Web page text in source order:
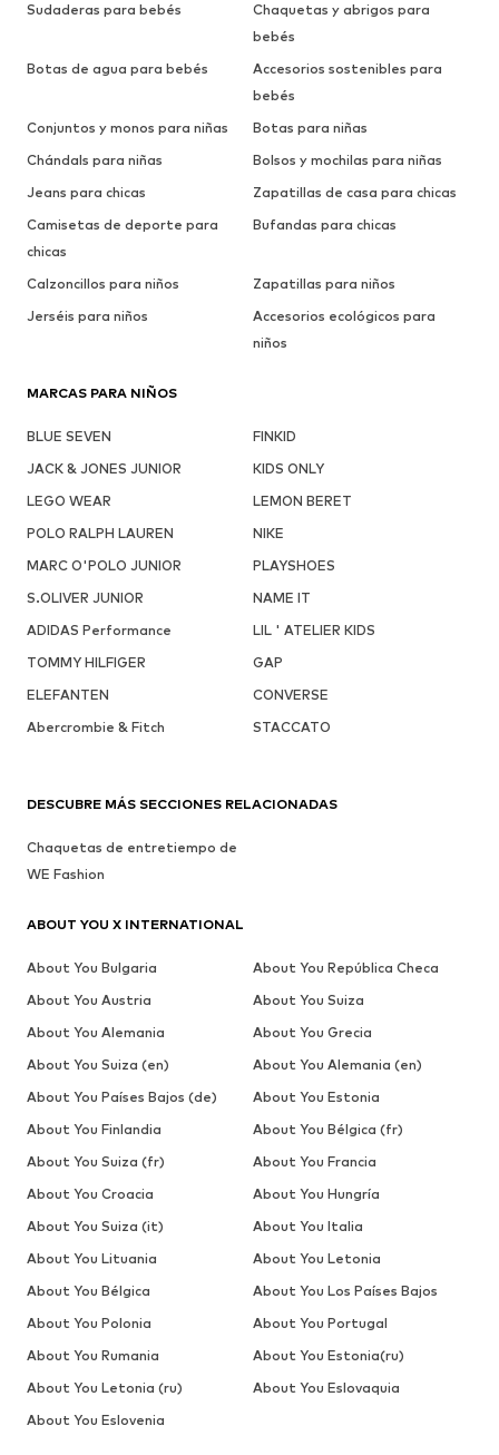
Sudaderas para bebés
Chaquetas y abrigos para
bebés
Botas de agua para bebés
Accesorios sostenibles para
bebés
Conjuntos y monos para niñas
Botas para niñas
Chándals para niñas
Bolsos y mochilas para niñas
Jeans para chicas
Zapatillas de casa para chicas
Camisetas de deporte para
chicas
Bufandas para chicas
Calzoncillos para niños
Zapatillas para niños
Jerséis para niños
Accesorios ecológicos para
niños
MARCAS PARA NIÑOS
BLUE SEVEN
FINKID
JACK & JONES JUNIOR
KIDS ONLY
LEGO WEAR
LEMON BERET
POLO RALPH LAUREN
NIKE
MARC O'POLO JUNIOR
PLAYSHOES
S.OLIVER JUNIOR
NAME IT
ADIDAS Performance
LIL ' ATELIER KIDS
TOMMY HILFIGER
GAP
ELEFANTEN
CONVERSE
Abercrombie & Fitch
STACCATO
DESCUBRE MÁS SECCIONES RELACIONADAS
Chaquetas de entretiempo de
WE Fashion
ABOUT YOU X INTERNATIONAL
About You Bulgaria
About You República Checa
About You Austria
About You Suiza
About You Alemania
About You Grecia
About You Suiza (en)
About You Alemania (en)
About You Países Bajos (de)
About You Estonia
About You Finlandia
About You Bélgica (fr)
About You Suiza (fr)
About You Francia
About You Croacia
About You Hungría
About You Suiza (it)
About You Italia
About You Lituania
About You Letonia
About You Bélgica
About You Los Países Bajos
About You Polonia
About You Portugal
About You Rumania
About You Estonia(ru)
About You Letonia (ru)
About You Eslovaquia
About You Eslovenia